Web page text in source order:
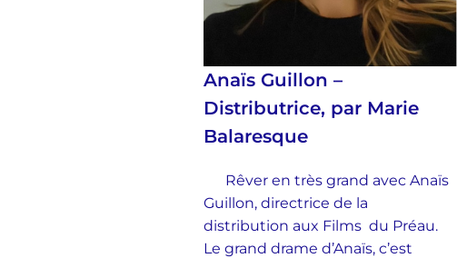
Anaïs Guillon –
Distributrice, par Marie
Balaresque
Rêver en très grand avec Anaïs
Guillon, directrice de la
distribution aux Films du Préau.
Le grand drame d’Anaïs, c’est